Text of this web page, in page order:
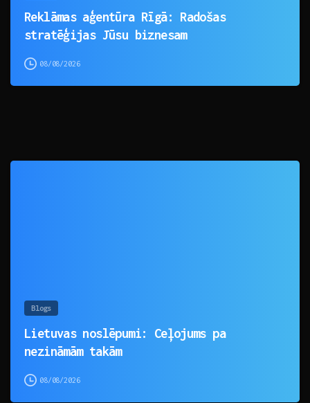
Reklāmas aģentūra Rīgā: Radošas
stratēģijas Jūsu biznesam
08/08/2026
Blogs
Lietuvas noslēpumi: Ceļojums pa
nezināmām takām
08/08/2026